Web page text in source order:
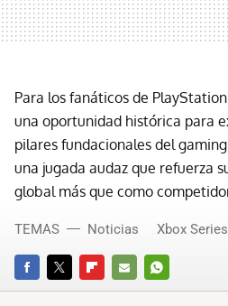
Para los fanáticos de
una oportunidad histórica para
pilares fundacionales del
una jugada audaz que refuerza
global más que como
FACEBOOKTWITTERFLIPBOARD
E-
WHATSAPP
TEMAS Noticias Xbox